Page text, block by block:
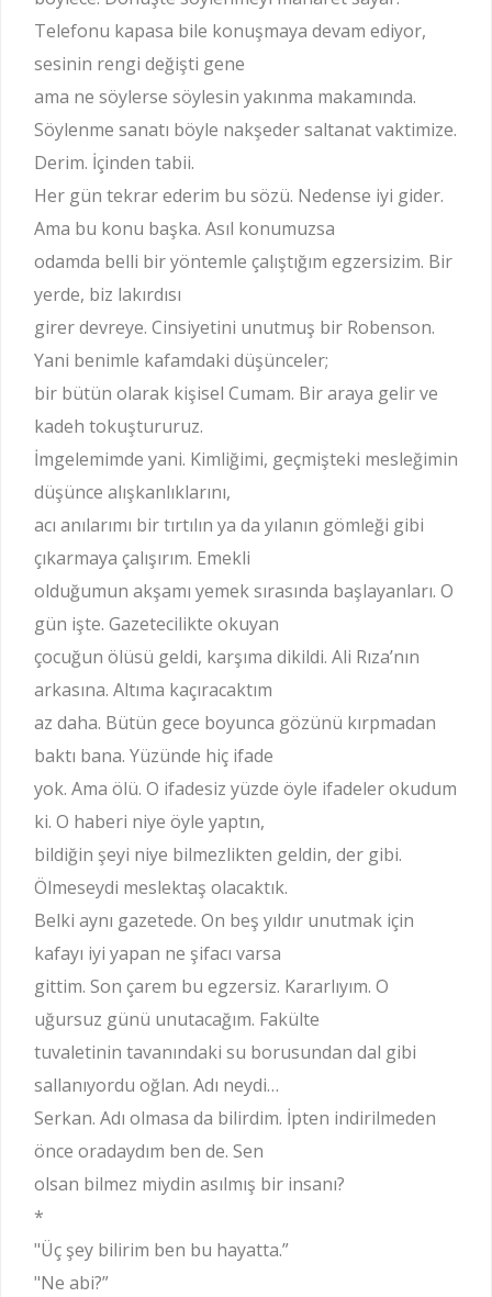
Telefonu kapasa bile konuşmaya devam ediyor,
sesinin rengi değişti gene
ama ne söylerse söylesin yakınma makamında.
Söylenme sanatı böyle nakşeder saltanat vaktimize.
Derim. İçinden tabii.
Her gün tekrar ederim bu sözü. Nedense iyi gider.
Ama bu konu başka. Asıl konumuzsa
odamda belli bir yöntemle çalıştığım egzersizim. Bir
yerde, biz lakırdısı
girer devreye. Cinsiyetini unutmuş bir Robenson.
Yani benimle kafamdaki düşünceler;
bir bütün olarak kişisel Cumam. Bir araya gelir ve
kadeh tokuştururuz.
İmgelemimde yani. Kimliğimi, geçmişteki mesleğimin
düşünce alışkanlıklarını,
acı anılarımı bir tırtılın ya da yılanın gömleği gibi
çıkarmaya çalışırım. Emekli
olduğumun akşamı yemek sırasında başlayanları. O
gün işte. Gazetecilikte okuyan
çocuğun ölüsü geldi, karşıma dikildi. Ali Rıza’nın
arkasına. Altıma kaçıracaktım
az daha. Bütün gece boyunca gözünü kırpmadan
baktı bana. Yüzünde hiç ifade
yok. Ama ölü. O ifadesiz yüzde öyle ifadeler okudum
ki. O haberi niye öyle yaptın,
bildiğin şeyi niye bilmezlikten geldin, der gibi.
Ölmeseydi meslektaş olacaktık.
Belki aynı gazetede. On beş yıldır unutmak için
kafayı iyi yapan ne şifacı varsa
gittim. Son çarem bu egzersiz. Kararlıyım. O
uğursuz günü unutacağım. Fakülte
tuvaletinin tavanındaki su borusundan dal gibi
sallanıyordu oğlan. Adı neydi…
Serkan. Adı olmasa da bilirdim. İpten indirilmeden
önce oradaydım ben de. Sen
olsan bilmez miydin asılmış bir insanı?
*
"Üç şey bilirim ben bu hayatta.”
"Ne abi?”